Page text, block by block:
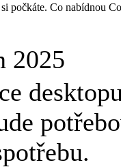
si počkáte. Co nabídnou
2025